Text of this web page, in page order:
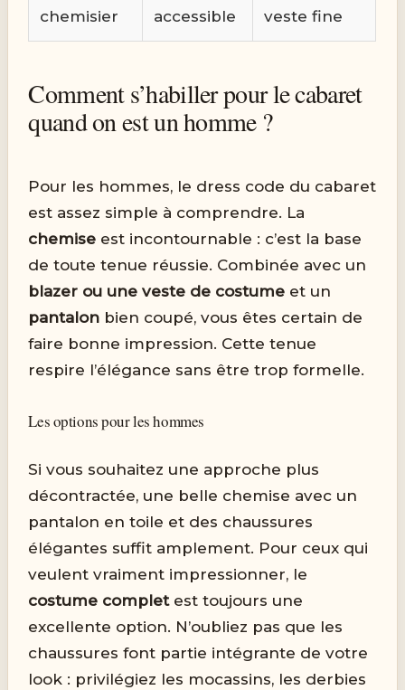
chemisier
accessible
veste fine
Comment s’habiller pour le cabaret
quand on est un homme ?
Pour les hommes, le dress code du cabaret
est assez simple à comprendre. La
chemise est incontournable : c’est la base
de toute tenue réussie. Combinée avec un
blazer ou une veste de costume et un
pantalon bien coupé, vous êtes certain de
faire bonne impression. Cette tenue
respire l’élégance sans être trop formelle.
Les options pour les hommes
Si vous souhaitez une approche plus
décontractée, une belle chemise avec un
pantalon en toile et des chaussures
élégantes suffit amplement. Pour ceux qui
veulent vraiment impressionner, le
costume completest toujours une
excellente option. N’oubliez pas que les
chaussures font partie intégrante de votre
look : privilégiez les mocassins, les derbies